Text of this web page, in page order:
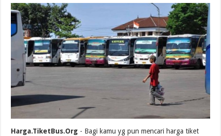
Harga.TiketBus.Org - Bagi kamu yg pun mencari harga tiket